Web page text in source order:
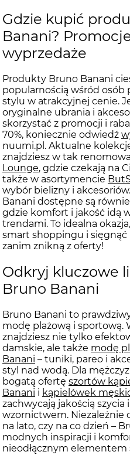
Gdzie kupić
Banani?
wyprzedaże
Produkty Bruno Banani
popularnością wśród osób
stylu w atrakcyjnej cenie.
oryginalne ubrania i
skorzystać z promocji i
70%, koniecznie odwiedź
nuumi.pl. Aktualne
znajdziesz w tak
Lounge, gdzie czekają na
także w asortymencie
wybór bielizny i
Banani dostępne są
gdzie komfort i jakość idą
trendami. To idealna
smart shoppingu i sięgnąć
zanim znikną z oferty!
Odkryj kluczowe
Bruno Banani
Bruno Banani to
modę plażową i sportową.
znajdziesz nie tylko
damskie, ale także modę
Banani – tuniki, pareo i
styl nad wodą. Dla
bogatą ofertę szortów
Banani i kąpielówek
zachwycają jakością
wzornictwem. Niezależnie
na lato, czy na co dzień –
modnych inspiracji i
nieodłącznym elementem